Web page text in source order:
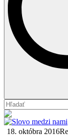
18. októbra 2016